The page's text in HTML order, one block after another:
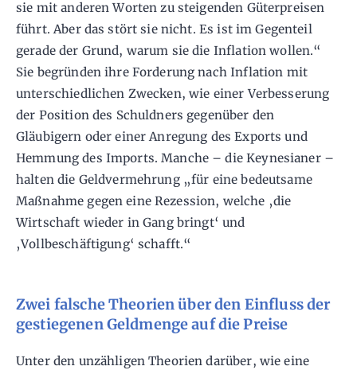
sie mit anderen Worten zu steigenden Güterpreisen
führt. Aber das stört sie nicht. Es ist im Gegenteil
gerade der Grund, warum sie die Inflation wollen.“
Sie begründen ihre Forderung nach Inflation mit
unterschiedlichen Zwecken, wie einer Verbesserung
der Position des Schuldners gegenüber den
Gläubigern oder einer Anregung des Exports und
Hemmung des Imports. Manche – die Keynesianer –
halten die Geldvermehrung „für eine bedeutsame
Maßnahme gegen eine Rezession, welche ‚die
Wirtschaft wieder in Gang bringt‘ und
‚Vollbeschäftigung‘ schafft.“
Zwei falsche Theorien über den Einfluss der
gestiegenen Geldmenge auf die Preise
Unter den unzähligen Theorien darüber, wie eine